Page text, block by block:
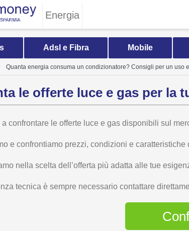
Energia
Adsl e Fibra Mobile
Quanta energia consuma un condizionatore? Consigli per un uso
le offerte luce e gas per la
confrontare le offerte luce e gas disponibili sul
e confrontiamo prezzi, condizioni e
nella scelta dell’offerta più adatta alle tue
tecnica è sempre necessario contattare